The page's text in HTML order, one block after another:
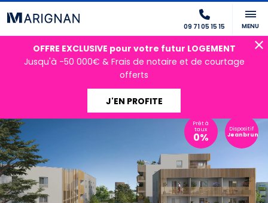
09 71 05 15 15 MENU
OFFRE EXCLUSIVE pour votre futur LOGEMENT
Jusqu'à -50 000€ & Frais de notaire et de courtage
offerts
J'EN PROFITE
Prêt à
taux
0%
Dispositif
Jeanbrun